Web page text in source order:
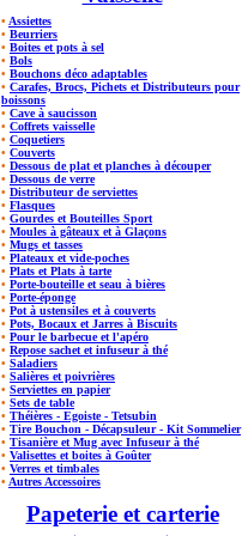
• Assiettes
• Beurriers
• Boites et pots à sel
• Bols
• Bouchons déco adaptables
• Carafes, Brocs, Pichets et Distributeurs pour
boissons
• Cave à saucisson
• Coffrets vaisselle
• Coquetiers
• Couverts
• Dessous de plat et planches à découper
• Dessous de verre
• Distributeur de serviettes
• Flasques
• Gourdes et Bouteilles Sport
• Moules à gâteaux et à Glaçons
• Mugs et tasses
• Plateaux et vide-poches
• Plats et Plats à tarte
• Porte-bouteille et seau à bières
• Porte-éponge
• Pot à ustensiles et à couverts
• Pots, Bocaux et Jarres à Biscuits
• Pour le barbecue et l'apéro
• Repose sachet et infuseur à thé
• Saladiers
• Salières et poivrières
• Serviettes en papier
• Sets de table
• Théières - Egoiste - Tetsubin
• Tire Bouchon - Décapsuleur - Kit Sommelier
• Tisanière et Mug avec Infuseur à thé
• Valisettes et boites à Goûter
• Verres et timbales
• Autres Accessoires
Papeterie et carterie